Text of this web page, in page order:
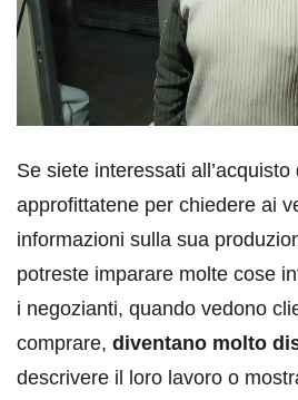
Se siete interessati
approfittatene per chiedere ai
informazioni sulla sua
potreste imparare molte cose
i negozianti, quando vedono
comprare, diventano molto
descrivere il loro lavoro o